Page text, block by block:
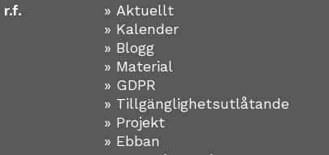
» Aktuellt
» Kalender
» Blogg
» Material
» GDPR
» Tillgänglighetsutlåtande
» Projekt
» Ebban